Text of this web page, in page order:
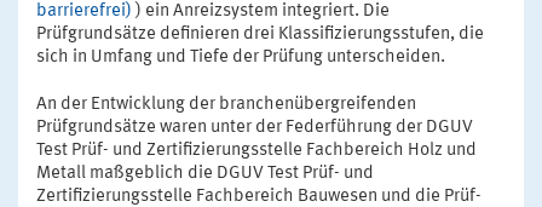
barrierefrei) ) ein Anreizsystem integriert. Die
Prüfgrundsätze definieren drei Klassifizierungsstufen, die
sich in Umfang und Tiefe der Prüfung unterscheiden.
An der Entwicklung der branchenübergreifenden
Prüfgrundsätze waren unter der Federführung der DGUV
Test Prüf- und Zertifizierungsstelle Fachbereich Holz und
Metall maßgeblich die DGUV Test Prüf- und
Zertifizierungsstelle Fachbereich Bauwesen und die Prüf-